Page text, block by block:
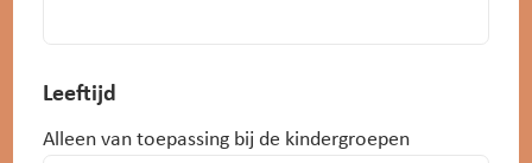
Leeftijd
Alleen van toepassing bij de kindergroepen